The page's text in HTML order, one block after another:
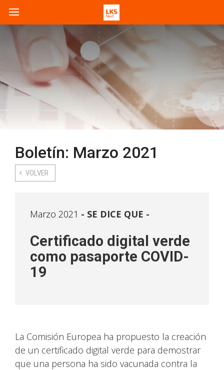
Boletín: Marzo 2021
VOLVER
Marzo 2021 SE DICE QUE -
Certificado digital verde
como pasaporte COVID-
19
La Comisión Europea ha propuesto la creación
de un certificado digital verde para demostrar
que una persona ha sido vacunada contra la